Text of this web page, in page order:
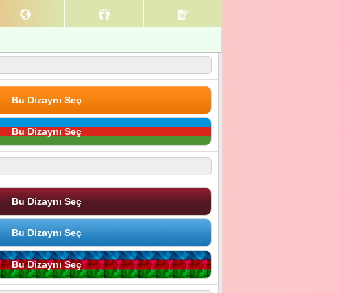
Bu Dizaynı Seç
Bu Dizaynı Seç
Bu Dizaynı Seç
Bu Dizaynı Seç
Bu Dizaynı Seç